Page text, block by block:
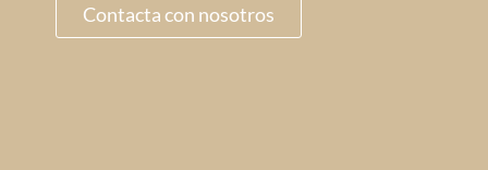
Contacta con nosotros